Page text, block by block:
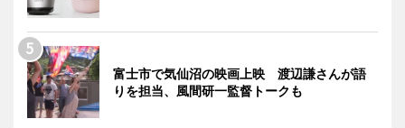
富士市で気仙沼の映画上映 渡辺謙さんが語
りを担当、風間研一監督トークも